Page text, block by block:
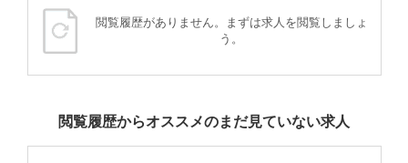
閲覧履歴がありません。まずは求人を閲覧しましょ
う。
閲覧履歴からオススメのまだ見ていない求人